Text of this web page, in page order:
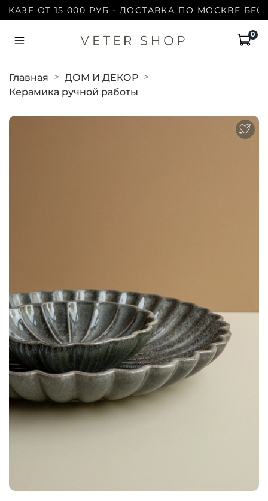
ОТ 15 000 РУБ - ДОСТАВКА ПО МОСКВЕ
0
Главная
ДОМ И ДЕКОР
Керамика ручной работы